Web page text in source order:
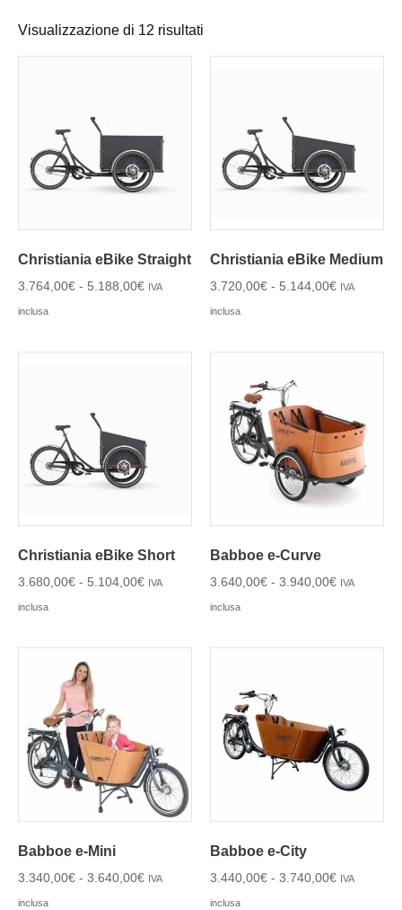
Visualizzazione di 12 risultati
Christiania eBike Straight
3.764,00€ - 5.188,00€ IVA
inclusa
Christiania eBike Medium
3.720,00€ - 5.144,00€ IVA
inclusa
Christiania eBike Short
3.680,00€ - 5.104,00€ IVA
inclusa
Babboe e-Curve
3.640,00€ - 3.940,00€ IVA
inclusa
Babboe e-Mini
3.340,00€ - 3.640,00€ IVA
inclusa
Babboe e-City
3.440,00€ - 3.740,00€ IVA
inclusa